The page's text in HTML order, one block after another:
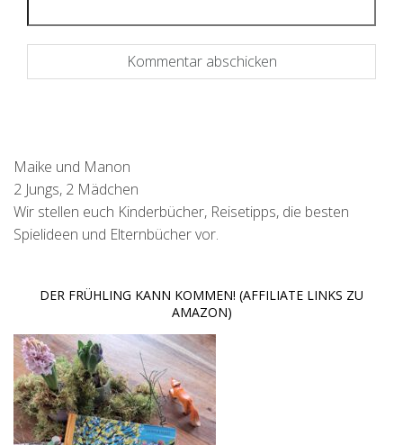
Maike und Manon
2 Jungs, 2 Mädchen
Wir stellen euch Kinderbücher, Reisetipps, die besten
Spielideen und Elternbücher vor.
DER FRÜHLING KANN KOMMEN! (AFFILIATE LINKS ZU
AMAZON)